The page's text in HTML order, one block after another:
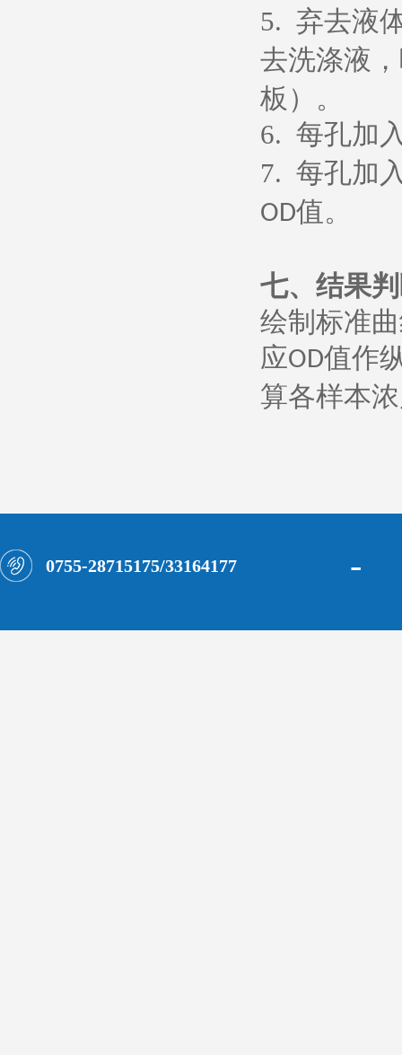
5. 弃去液
去洗涤液
板）。
6. 每孔加
7. 每孔加
OD值。
七、 结果
绘制标准
应OD值作
算各样本
0755-28715175/33164177 -